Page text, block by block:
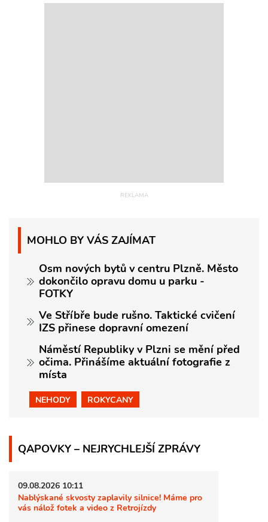
MOHLO BY VÁS ZAJÍMAT
Osm nových bytů v centru Plzně. Město
dokončilo opravu domu u parku -
FOTKY
Ve Stříbře bude rušno. Taktické cvičení
IZS přinese dopravní omezení
Náměstí Republiky v Plzni se mění před
očima. Přinášíme aktuální fotografie z
místa
NEHODY ROKYCANY
QAPOVKY – NEJRYCHLEJŠÍ ZPRÁVY
09.08.2026 10:11
Nablýskané skvosty zaplavily silnice! Máme pro
vás nálož fotek a video z Retrojízdy